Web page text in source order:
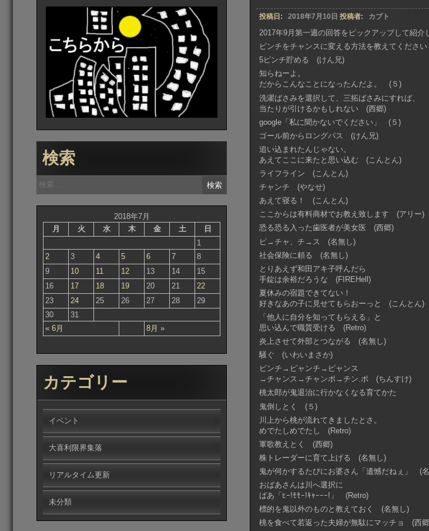
投稿日: 2018年7月10日 投稿者: カブト
2017年9月第一週の回答をピックアップして紹介
ピンチをチャンスに変える方法を教えてください
5ピンチ貯める (けん兄)
知らねーよ。
だからこんなことになったんだよ。 (５)
洗濯ばさみを選択して、三拓ばさみにすれば、
当たりが引けるかもしれない (西郷)
google「私に聞かないでください」 (５)
ゴール前からロングパス (けん兄)
追い込まれたんじゃない。
あえてここに来たと思い込む (こんとん)
ライフライン (こんとん)
チャンチ (やなせ)
あえて寝る！ (こんとん)
ここからは有料商材でお教え致します (アリー)
恐る恐る入った歯医者が美女医 (西郷)
ピ→チャ、チ→ス (名無し)
社会保険に頼る (名無し)
とりあえず和田アキ子呼んだら
手錠は余裕だろうな (FIREHell)
夏休みの宿題できてない！
好きなあの子に見せてもらおーっと (こんとん)
「他人に自分を知ってもらえる」と
思い込んで職質受ける (Retro)
炎上させて外部とつながる (名無し)
騒ぐ (いわいまさか)
ピンチ→ピャンチ→ピャンス
→チャンス→チャンポ→チン.ポ (ちんすけ)
桃太郎が鬼退治に行かなくなる育てかた
鬼倒しとく (５)
川上から桃が流れてきましたとさ。
めでたしめでたし (Retro)
軍歌教えとく (西郷)
株トレーダーに育て上げる (名無し)
鬼が何かするたびにお婆さん「遺憾だねぇ」 (
おばあさんは川へ選択に
ばあ「ﾋｰ!ﾓﾓｰ!ｷｬｰｰｰ!」 (Retro)
標的を鬼以外のものと教えておく (名無し)
桃を食べて若返った夫婦が無駄にマッチョ (西
検索
検
索:
2018年7月
月
火 水 木 金 土 日
« 6月 8月 »
1
2
3 4 5 6 7
8
9
10 11 12 13 14
15
16
17 18 19 20 21
22
23
24 25 26 27 28
29
30
31
カテゴリー
イベント
大喜利限界集落
リアルタイム更新
未分類